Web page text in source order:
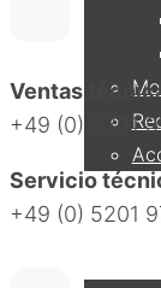
Ventas
+49 (0) 5201
Servicio
+49 (0) 5201